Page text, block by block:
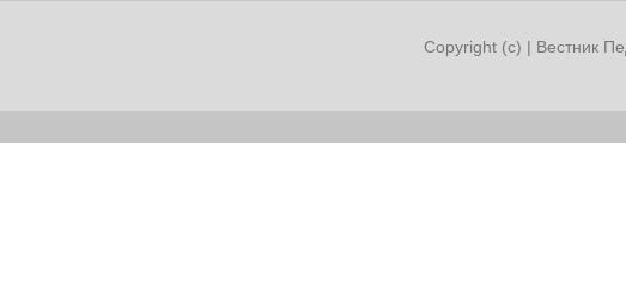
Copyright (c) | Вестник